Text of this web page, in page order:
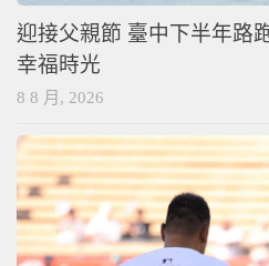
迎接父親節 臺中下半年路
幸福時光
8 8 月, 2026